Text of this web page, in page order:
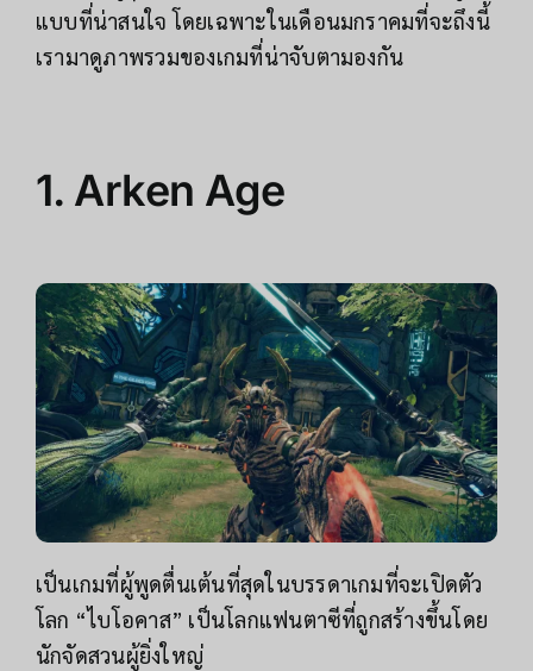
แบบที่น่าสนใจ โดยเฉพาะในเดือนมกราคมที่จะถึงนี้
เรามาดูภาพรวมของเกมที่น่าจับตามองกัน
1. Arken Age
เป็นเกมที่ผู้พูดตื่นเต้นที่สุดในบรรดาเกมที่จะเปิดตัว
โลก “ไบโอคาส” เป็นโลกแฟนตาซีที่ถูกสร้างขึ้นโดย
นักจัดสวนผู้ยิ่งใหญ่